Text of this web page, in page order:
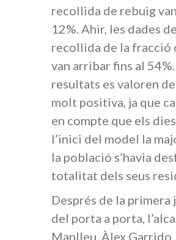
recollida de rebuig
12%. Ahir, les dades
recollida de la fracció
van arribar fins al
resultats es valoren
molt positiva, ja que
en compte que els
l’inici del model la
la població s’havia
totalitat dels seus
Després de la primera
del porta a porta,
Manlleu, Àlex Garrido,